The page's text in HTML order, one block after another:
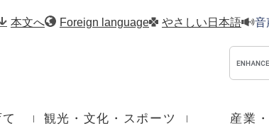
本文へ Foreign language やさしい日本語 音
観光・文化・スポーツ 産業